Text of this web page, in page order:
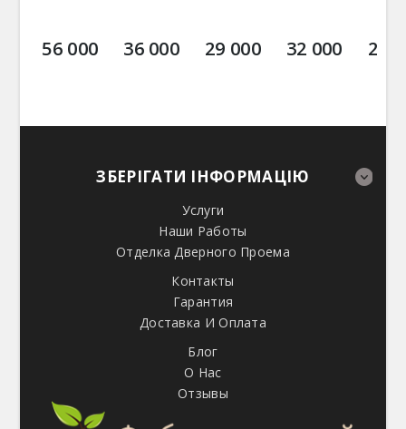
56 000 36 000 29 000 32 000 28
ЗБЕРІГАТИ ІНФОРМАЦІЮ
Услуги
Наши Работы
Отделка Дверного Проема
Контакты
Гарантия
Доставка И Оплата
Блог
О Нас
Отзывы